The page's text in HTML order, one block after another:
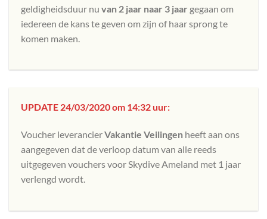
geldigheidsduur nu van 2 jaar naar 3 jaar gegaan om
iedereen de kans te geven om zijn of haar sprong te
komen maken.
UPDATE 24/03/2020 om 14:32 uur:
Voucher leverancierVakantie Veilingen heeft aan ons
aangegeven dat de verloop datum van alle reeds
uitgegeven vouchers voor Skydive Ameland met 1 jaar
verlengd wordt.